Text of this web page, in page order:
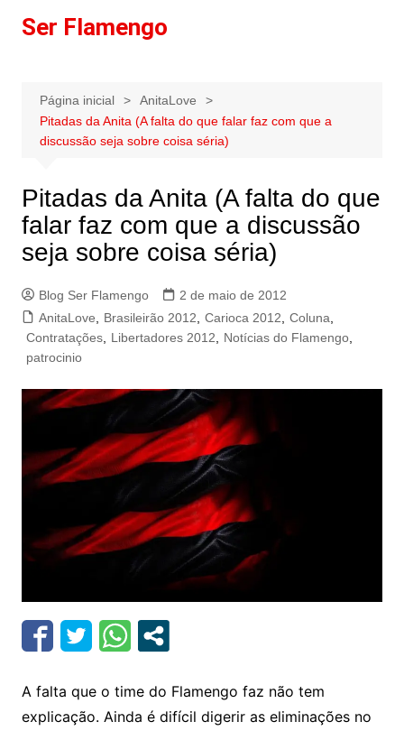
paraSer Flamengo
Página inicial
AnitaLove
Pitadas da Anita (A falta do que falar faz com que a
discussão seja sobre coisa séria)
Pitadas da Anita (A falta do que
falar faz com que a discussão
seja sobre coisa séria)
Blog Ser Flamengo
2 de maio de 2012
AnitaLove
Brasileirão 2012 Carioca 2012 Coluna
Contratações, Libertadores 2012 Notícias do Flamengo,
patrocinio
A falta que o time do Flamengo faz não tem
explicação. Ainda é difícil digerir as eliminações no